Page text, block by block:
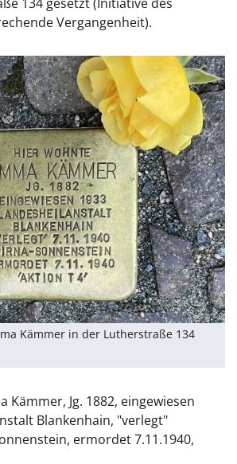
Vergangenheit).
Kämmer in der Lutherstraße 134
Kämmer, Jg. 1882, eingewiesen
Blankenhain, "verlegt"
ermordet 7.11.1940,